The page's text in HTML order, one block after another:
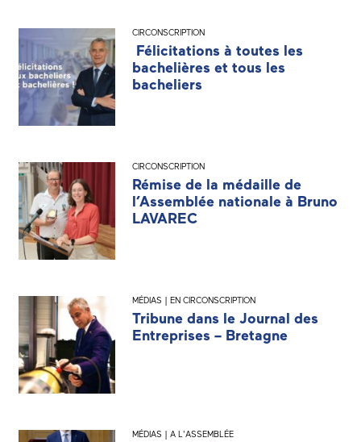
CIRCONSCRIPTION
Félicitations à toutes les
bachelières et tous les
bacheliers
CIRCONSCRIPTION
Rémise de la médaille de
l’Assemblée nationale à Bruno
LAVAREC
MÉDIAS | EN CIRCONSCRIPTION
Tribune dans le Journal des
Entreprises – Bretagne
MÉDIAS | A L'ASSEMBLÉE